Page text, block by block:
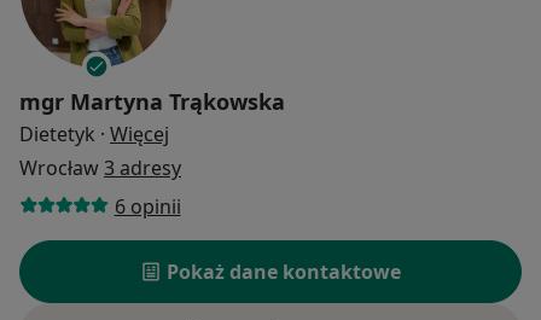
mgr Martyna Trąkowska
Dietetyk · Więcej
Wrocław3 adresy
6 opinii
Pokaż dane kontaktowe